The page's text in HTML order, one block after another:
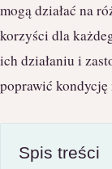
mogą działać na
korzyści dla
ich działaniu i
poprawić kondycję
Spis treści